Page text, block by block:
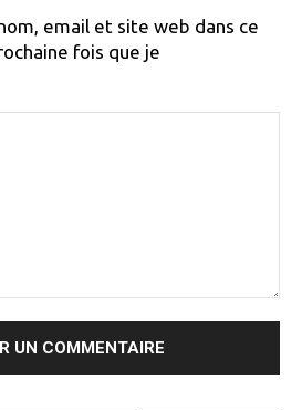
email et site web dans ce
fois que je